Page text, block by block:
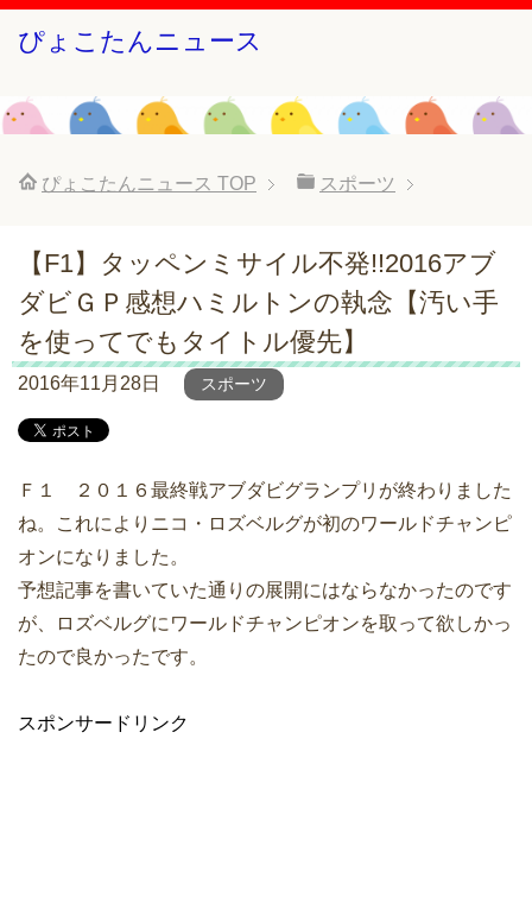
ぴょこたんニュース
ぴょこたんニュース TOP スポーツ
【F1】タッペンミサイル不発!!2016アブ
ダビＧＰ感想ハミルトンの執念【汚い手
を使ってでもタイトル優先】
2016年11月28日 スポーツ
Ｆ１ ２０１６最終戦アブダビグランプリが終わりました
ね。これによりニコ・ロズベルグが初のワールドチャンピ
オンになりました。
予想記事を書いていた通りの展開にはならなかったのです
が、ロズベルグにワールドチャンピオンを取って欲しかっ
たので良かったです。
スポンサードリンク